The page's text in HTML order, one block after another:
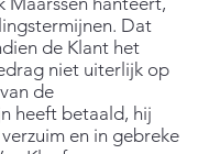
Dat
de Klant het
niet uiterlijk op
de
heeft betaald, hij
en in gebreke